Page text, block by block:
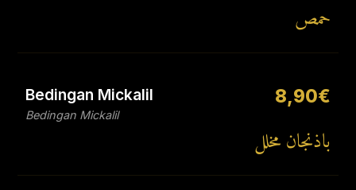
حمص
Bedingan Mickalil
Bedingan Mickalil
8,90€
باذنجان مخلل